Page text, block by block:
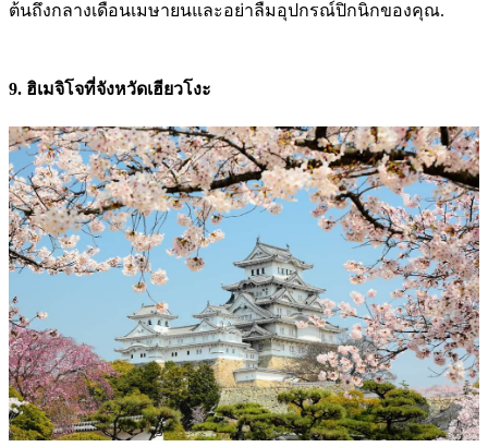
ต้นถึงกลางเดือนเมษายนและอย่าลืมอุปกรณ์ปิกนิกของคุณ.
9. ฮิเมจิโจที่จังหวัดเฮียวโงะ